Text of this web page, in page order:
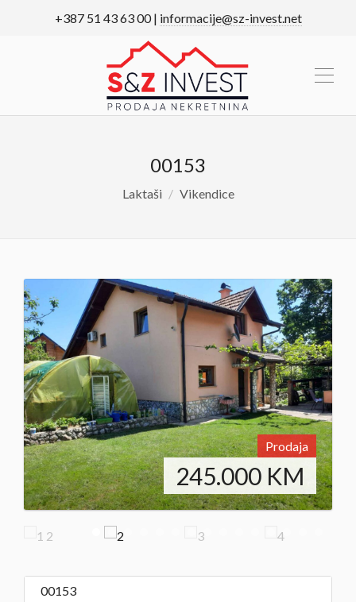
+387 51 43 63 00 | informacije@sz-invest.net
00153
Laktaši Vikendice
Prodaja
245.000 KM
00153